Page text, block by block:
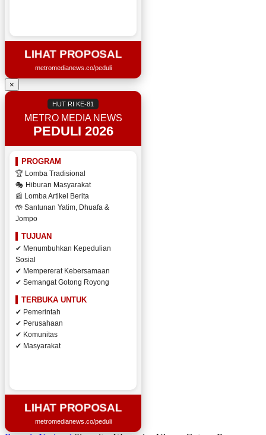
LIHAT PROPOSAL
metromedianews.co/peduli
×
HUT RI KE-81
METRO MEDIA NEWS
PEDULI 2026
PROGRAM
🏆 Lomba Tradisional
🎭 Hiburan Masyarakat
📰 Lomba Artikel Berita
🤲 Santunan Yatim, Dhuafa &
Jompo
TUJUAN
✔ Menumbuhkan Kepedulian
Sosial
✔ Mempererat Kebersamaan
✔ Semangat Gotong Royong
TERBUKA UNTUK
✔ Pemerintah
✔ Perusahaan
✔ Komunitas
✔ Masyarakat
LIHAT PROPOSAL
metromedianews.co/peduli